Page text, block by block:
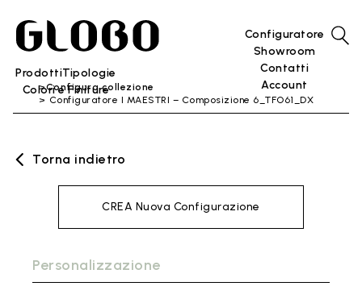
ProdottiTipologie
Colori e Finiture
Configuratore
Showroom
Contatti
Account
Configura collezione
Configuratore I MAESTRI – Composizione 6_TFO61_DX
Torna indietro
CREA Nuova Configurazione
Personalizzazione